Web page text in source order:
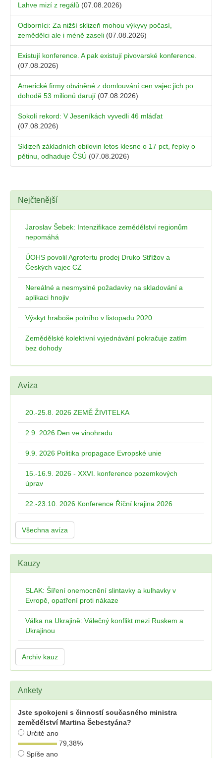
Lahve mizí z regálů (07.08.2026)
Odborníci: Za nižší sklizeň mohou výkyvy počasí,
zemědělci ale i méně zaseli (07.08.2026)
Existují konference. A pak existují pivovarské konference.
(07.08.2026)
Americké firmy obviněné z domlouvání cen vajec jich po
dohodě 53 milionů darují (07.08.2026)
Sokolí rekord: V Jeseníkách vyvedli 46 mláďat
(07.08.2026)
Sklizeň základních obilovin letos klesne o 17 pct, řepky o
pětinu, odhaduje ČSÚ (07.08.2026)
Nejčtenější
Jaroslav Šebek: Intenzifikace zemědělství regionům
nepomáhá
ÚOHS povolil Agrofertu prodej Druko Střížov a
Českých vajec CZ
Nereálné a nesmyslné požadavky na skladování a
aplikaci hnojiv
Výskyt hraboše polního v listopadu 2020
Zemědělské kolektivní vyjednávání pokračuje zatím
bez dohody
Avíza
20.-25.8. 2026 ZEMĚ ŽIVITELKA
2.9. 2026 Den ve vinohradu
9.9. 2026 Politika propagace Evropské unie
15.-16.9. 2026 - XXVI. konference pozemkových
úprav
22.-23.10. 2026 Konference Říční krajina 2026
Všechna avíza
Kauzy
SLAK: Šíření onemocnění slintavky a kulhavky v
Evropě, opatření proti nákaze
Válka na Ukrajině: Válečný konflikt mezi Ruskem a
Ukrajinou
Archiv kauz
Ankety
Jste spokojeni s činností současného ministra
zemědělství Martina Šebestyána?
Určitě ano
79,38%
Spíše ano